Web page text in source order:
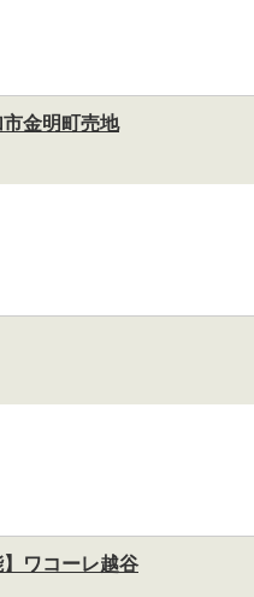
市金明町売地
】ワコーレ越谷